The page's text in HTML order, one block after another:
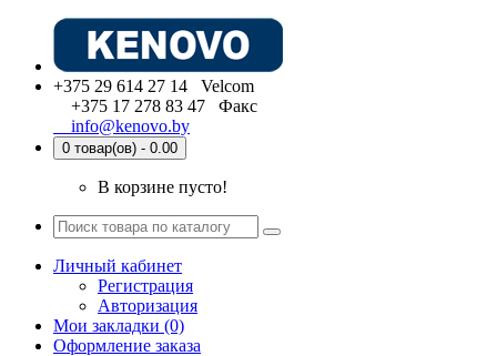
+375 29 614 27 14 Velcom
+375 17 278 83 47 Факс
info@kenovo.by
0 товар(ов) - 0.00
В корзине пусто!
Личный кабинет
Регистрация
Авторизация
Мои закладки (0)
Оформление заказа